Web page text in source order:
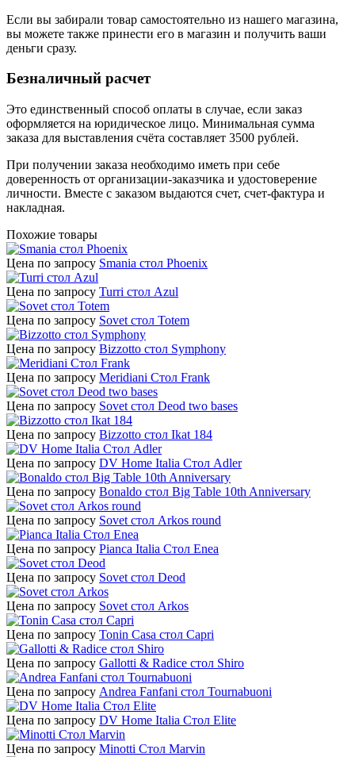
Если вы забирали товар самостоятельно из нашего магазина,
вы можете также принести его в магазин и получить ваши
деньги сразу.
Безналичный расчет
Это единственный способ оплаты в случае, если заказ
оформляется на юридическое лицо. Минимальная сумма
заказа для выставления счёта составляет 3500 рублей.
При получении заказа необходимо иметь при себе
доверенность от организации-заказчика и удостоверение
личности. Вместе с заказом выдаются счет, счет-фактура и
накладная.
Похожие товары
Цена по запросу Smania стол Phoenix
Цена по запросу Turri стол Azul
Цена по запросу Sovet стол Totem
Цена по запросу Bizzotto стол Symphony
Цена по запросу Meridiani Стол Frank
Цена по запросу Sovet стол Deod two bases
Цена по запросу Bizzotto стол Ikat 184
Цена по запросу DV Home Italia Стол Adler
Цена по запросу Bonaldo стол Big Table 10th Anniversary
Цена по запросу Sovet стол Arkos round
Цена по запросу Pianca Italia Стол Enea
Цена по запросу Sovet стол Deod
Цена по запросу Sovet стол Arkos
Цена по запросу Tonin Casa стол Capri
Цена по запросу Gallotti & Radice стол Shiro
Цена по запросу Andrea Fanfani стол Tournabuoni
Цена по запросу DV Home Italia Стол Elite
Цена по запросу Minotti Стол Marvin